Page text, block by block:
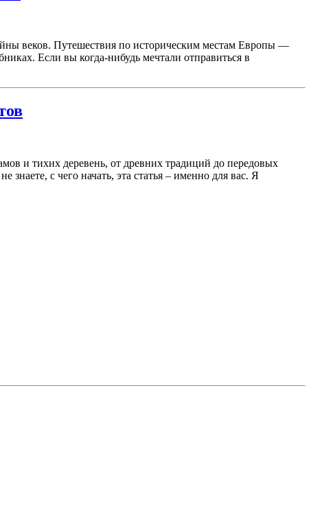
веков. Путешествия по историческим местам Европы —
Если вы когда-нибудь мечтали отправиться в
и тихих деревень, от древних традиций до передовых
с чего начать, эта статья – именно для вас. Я